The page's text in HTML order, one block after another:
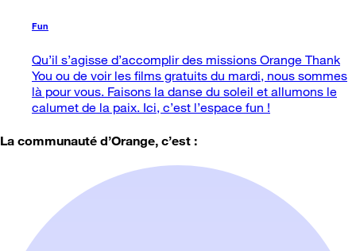
Fun
Qu’il s’agisse d’accomplir des missions Orange Thank
You ou de voir les films gratuits du mardi, nous sommes
là pour vous. Faisons la danse du soleil et allumons le
calumet de la paix. Ici, c’est l’espace fun !
La communauté d’Orange, c’est :